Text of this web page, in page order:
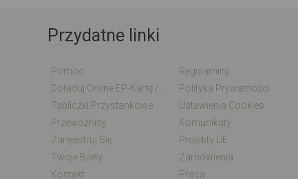
Przydatne linki
Pomoc
Regulaminy
Polityka Prywatności
Tabliczki Przystankowe
Ustawienia Cookies
Przewoźnicy
Komunikaty
Zarejestruj Się
Projekty UE
Twoje Bilety
Zamówienia
Kontakt
Praca